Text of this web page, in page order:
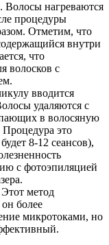
Волосы нагреваются
процедуры
Отметим, что
внутри
что
волосков с
вводится
удаляются с
в волосяную
это
8-12 сеансов),
с фотоэпиляцией
Этот метод
он более
микротоками, но